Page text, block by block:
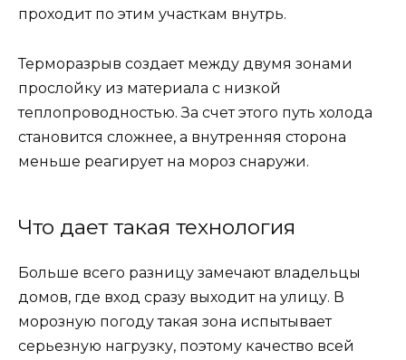
проходит по этим участкам внутрь.
Терморазрыв создает между двумя зонами
прослойку из материала с низкой
теплопроводностью. За счет этого путь холода
становится сложнее, а внутренняя сторона
меньше реагирует на мороз снаружи.
Что дает такая технология
Больше всего разницу замечают владельцы
домов, где вход сразу выходит на улицу. В
морозную погоду такая зона испытывает
серьезную нагрузку, поэтому качество всей